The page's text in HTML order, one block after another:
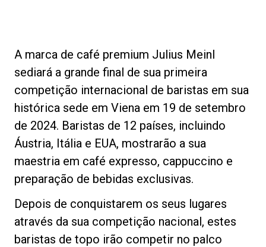
A marca de café premium Julius Meinl
sediará a grande final de sua primeira
competição internacional de baristas em sua
histórica sede em Viena em 19 de setembro
de 2024. Baristas de 12 países, incluindo
Áustria, Itália e EUA, mostrarão a sua
maestria em café expresso, cappuccino e
preparação de bebidas exclusivas.
Depois de conquistarem os seus lugares
através da sua competição nacional, estes
baristas de topo irão competir no palco
Nossos laboratórios
Sustentabilidade
Connect
Contacte-nos